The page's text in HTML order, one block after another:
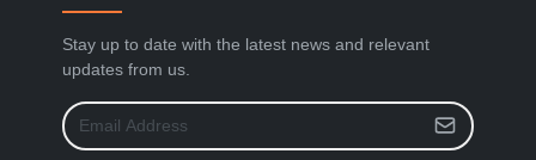
Stay up to date with the latest news and relevant
updates from us.